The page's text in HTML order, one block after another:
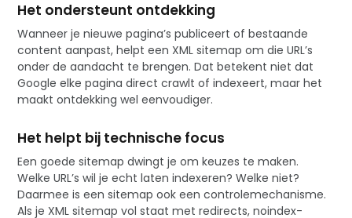
Het ondersteunt ontdekking
Wanneer je nieuwe pagina’s publiceert of bestaande
content aanpast, helpt een XML sitemap om die URL’s
onder de aandacht te brengen. Dat betekent niet dat
Google elke pagina direct crawlt of indexeert, maar het
maakt ontdekking wel eenvoudiger.
Het helpt bij technische focus
Een goede sitemap dwingt je om keuzes te maken.
Welke URL’s wil je echt laten indexeren? Welke niet?
Daarmee is een sitemap ook een controlemechanisme.
Als je XML sitemap vol staat met redirects, noindex-